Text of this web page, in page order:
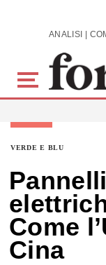
Skip to main
VERDE E BLU
Come
Cina